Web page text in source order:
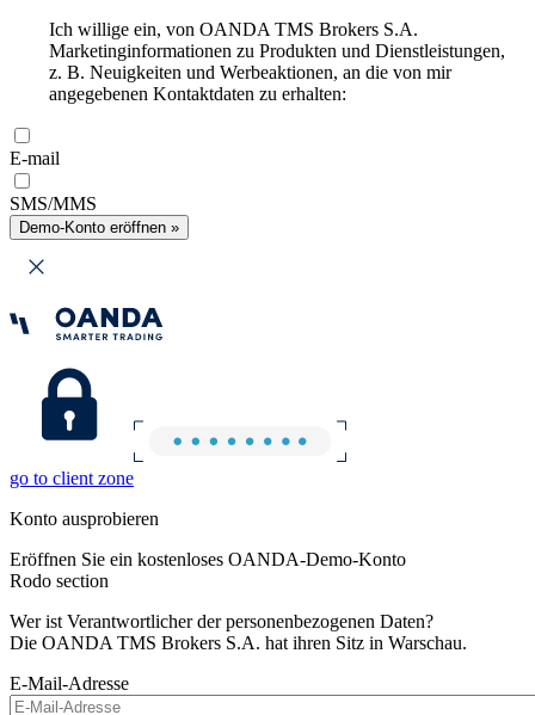
Ich willige ein, von OANDA TMS Brokers S.A.
Marketinginformationen zu Produkten und Dienstleistungen,
z. B. Neuigkeiten und Werbeaktionen, an die von mir
angegebenen Kontaktdaten zu erhalten:
E-mail
SMS/MMS
Demo-Konto eröffnen »
go to client zone
Konto ausprobieren
Eröffnen Sie ein kostenloses OANDA-Demo-Konto
Rodo section
Wer ist Verantwortlicher der personenbezogenen Daten?
Die OANDA TMS Brokers S.A. hat ihren Sitz in Warschau.
E-Mail-Adresse